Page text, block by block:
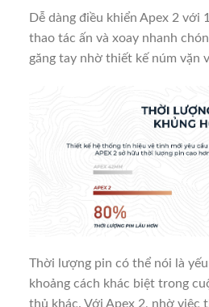
Dễ dàng điều khiển Apex 2 với
thao tác ấn và xoay nhanh
găng tay nhờ thiết kế núm vặn
Thời lượng pin có thể nói là
khoảng cách khác biệt trong
thủ khác. Với Apex 2, nhờ việc